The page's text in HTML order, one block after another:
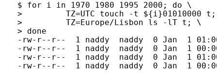
$ for i in 1970 1980 1995 2000; do \
>         TZ=UTC touch -t ${i}01010000
>         TZ=Europe/Lisbon ls -lT t; \
> done
-rw-r--r--  1 naddy  naddy  0 Jan  1
-rw-r--r--  1 naddy  naddy  0 Jan  1
-rw-r--r--  1 naddy  naddy  0 Jan  1
-rw-r--r--  1 naddy  naddy  0 Jan  1